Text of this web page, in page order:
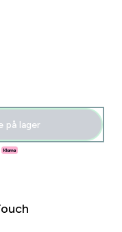
på lager